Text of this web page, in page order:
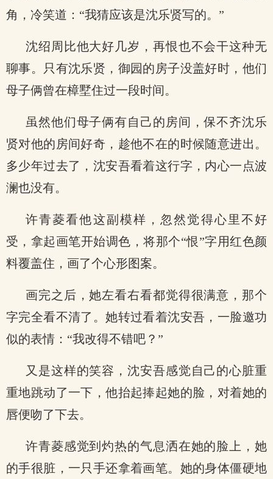
角，冷笑道：“我猜应该是沈乐贤写的。”
沈绍周比他大好几岁，再恨也不会干这种无
聊事。只有沈乐贤，御园的房子没盖好时，他们
母子俩曾在樟墅住过一段时间。
虽然他们母子俩有自己的房间，保不齐沈乐
贤对他的房间好奇，趁他不在的时候随意进出。
多少年过去了，沈安吾看着这行字，内心一点波
澜也没有。
许青菱看他这副模样，忽然觉得心里不好
受，拿起画笔开始调色，将那个“恨”字用红色颜
料覆盖住，画了个心形图案。
画完之后，她左看右看都觉得很满意，那个
字完全看不清了。她转过看着沈安吾，一脸邀功
似的表情：“我改得不错吧？”
又是这样的笑容，沈安吾感觉自己的心脏重
重地跳动了一下，他抬起捧起她的脸，对着她的
唇便吻了下去。
许青菱感觉到灼热的气息洒在她的脸上，她
的手很脏，一只手还拿着画笔。她的身体僵硬地